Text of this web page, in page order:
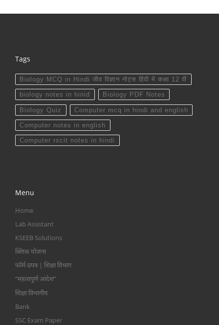
Tags
Biology MCQ in Hindi जीव विज्ञान नोट्स हिंदी में कक्षा 12 वीं
biology notes in hinid Biology PDF Notes
Biology Quiz Computer mcq in hindi and english
Computer notes in english
Computer rscit notes in hindi
Menu
Home
Lab Assistant
KSEEB Solutions
क्लिक योजना
फॉर्म-प्रपत्र | शिक्षा विभाग
“महत्वपूर्ण आदेश”
शिक्षा विभागीय
Bank
SSC Exam Paper